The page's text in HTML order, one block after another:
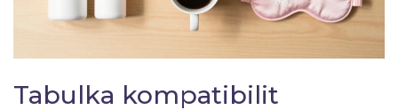
Tabulka kompatibilit